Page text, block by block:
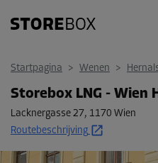
Startpagina > Wenen >
Storebox LNG - Wien
Lacknergasse 27, 1170 Wien
Routebeschrijving